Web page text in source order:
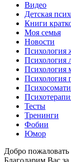
Видео
Детская
Книги
Моя семья
Новости
Психология
Психология
Психология
Психология
Тесты
Тренинги
Фобии
Юмор
Добро